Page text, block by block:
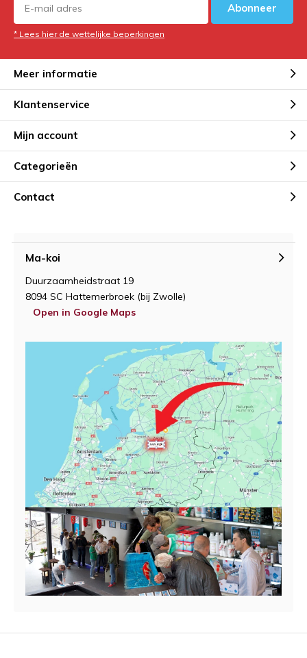
Abonneer
* Lees hier de wettelijke beperkingen
Meer informatie
Klantenservice
Mijn account
Categorieën
Contact
Ma-koi
Duurzaamheidstraat 19
8094 SC Hattemerbroek (bij Zwolle)
Open in Google Maps